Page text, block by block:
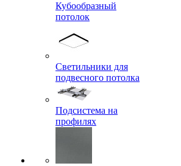
Кубообразный
потолок
Светильники для
подвесного потолка
Подсистема на
профилях